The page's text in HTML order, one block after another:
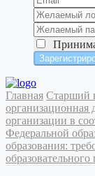
Главная Старший
организационная
организации в
Федеральной
образования:
образовательного